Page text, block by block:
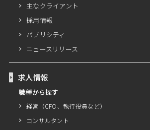
主なクライアント
採用情報
パブリシティ
ニュースリリース
求人情報
職種から探す
経営（CFO、執行役員など）
コンサルタント